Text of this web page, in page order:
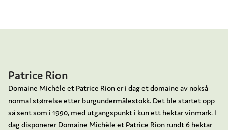
Patrice Rion
Domaine Michèle et Patrice Rion er i dag et domaine av nokså
normal størrelse etter burgundermålestokk. Det ble startet opp
så sent som i 1990, med utgangspunkt i kun ett hektar vinmark. I
dag disponerer Domaine Michèle et Patrice Rion rundt 6 hektar